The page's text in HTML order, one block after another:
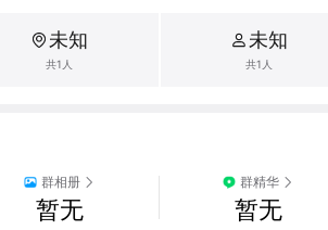
未知
共1人
未知
共1人
群相册
暂无
群精华
暂无